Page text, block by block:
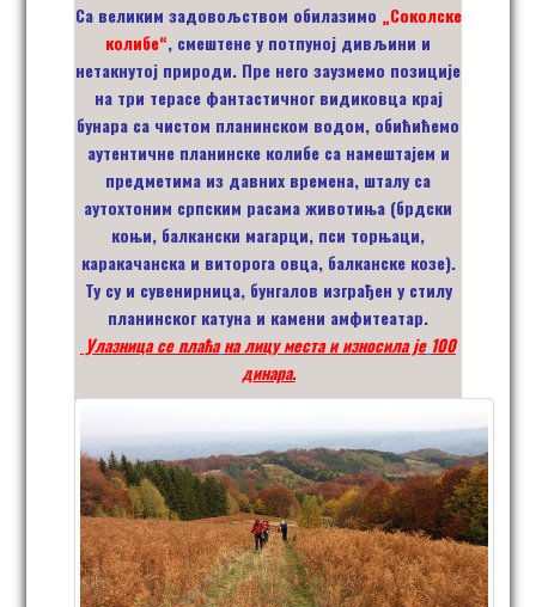
Са великим задовољством обилазимо „Соколске
колибе“, смештене у потпуној дивљини и
нетакнутој природи. Пре него заузмемо позиције
на три терасе фантастичног видиковца крај
бунара са чистом планинском водом, обићићемо
аутентичне планинске колибе са намештајем и
предметима из давних времена, шталу са
аутохтоним српским расама животиња (брдски
коњи, балкански магарци, пси торњаци,
каракачанска и виторога овца, балканске козе).
Ту су и сувенирница, бунгалов изграђен у стилу
планинског катуна и камени амфитеатар.
Улазница се плаћа на лицу места и износила је 100
динара.